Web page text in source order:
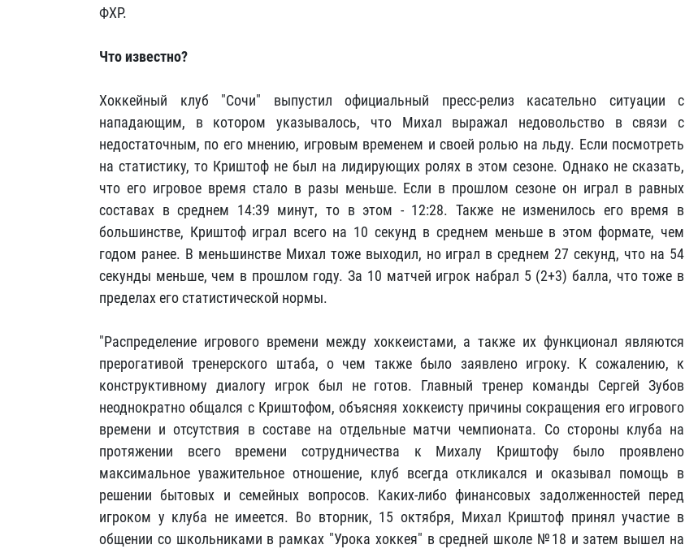
ФХР.
Что известно?
Хоккейный клуб "Сочи" выпустил официальный пресс-релиз касательно ситуации с
нападающим, в котором указывалось, что Михал выражал недовольство в связи с
недостаточным, по его мнению, игровым временем и своей ролью на льду. Если посмотреть
на статистику, то Криштоф не был на лидирующих ролях в этом сезоне. Однако не сказать,
что его игровое время стало в разы меньше. Если в прошлом сезоне он играл в равных
составах в среднем 14:39 минут, то в этом - 12:28. Также не изменилось его время в
большинстве, Криштоф играл всего на 10 секунд в среднем меньше в этом формате, чем
годом ранее. В меньшинстве Михал тоже выходил, но играл в среднем 27 секунд, что на 54
секунды меньше, чем в прошлом году. За 10 матчей игрок набрал 5 (2+3) балла, что тоже в
пределах его статистической нормы.
"Распределение игрового времени между хоккеистами, а также их функционал являются
прерогативой тренерского штаба, о чем также было заявлено игроку. К сожалению, к
конструктивному диалогу игрок был не готов. Главный тренер команды Сергей Зубов
неоднократно общался с Криштофом, объясняя хоккеисту причины сокращения его игрового
времени и отсутствия в составе на отдельные матчи чемпионата. Со стороны клуба на
протяжении всего времени сотрудничества к Михалу Криштофу было проявлено
максимальное уважительное отношение, клуб всегда откликался и оказывал помощь в
решении бытовых и семейных вопросов. Каких-либо финансовых задолженностей перед
игроком у клуба не имеется. Во вторник, 15 октября, Михал Криштоф принял участие в
общении со школьниками в рамках "Урока хоккея" в средней школе №18 и затем вышел на